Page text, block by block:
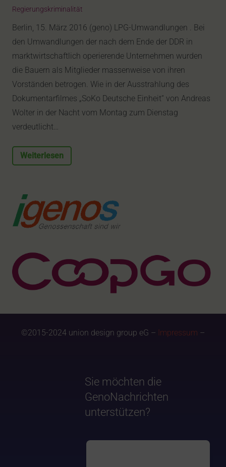
Regierungskriminalität
Berlin, 15. März 2016 (geno) LPG-Umwandlungen . Bei
den Umwandlungen der nach dem Ende der DDR in
marktwirtschaftlich operierende Unternehmen wurden
die Bauern als Mitglieder massenweise von ihren
Vorständen betrogen. Wie in der Ausstrahlung des
Dokumentarfilmes „SoKo Deutsche Einheit“ von Andreas
Wolter in der Nacht vom Montag zum Dienstag
verdeutlicht…
Weiterlesen
©2015-2024 union design group eG – Impressum –
Sie möchten die
GenoNachrichten
unterstützen?